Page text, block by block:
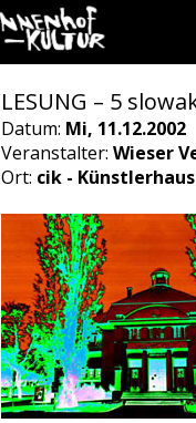
LESUNG – 5
Datum: Mi, 11.12.2002
Veranstalter: Wieser
Ort: cik -